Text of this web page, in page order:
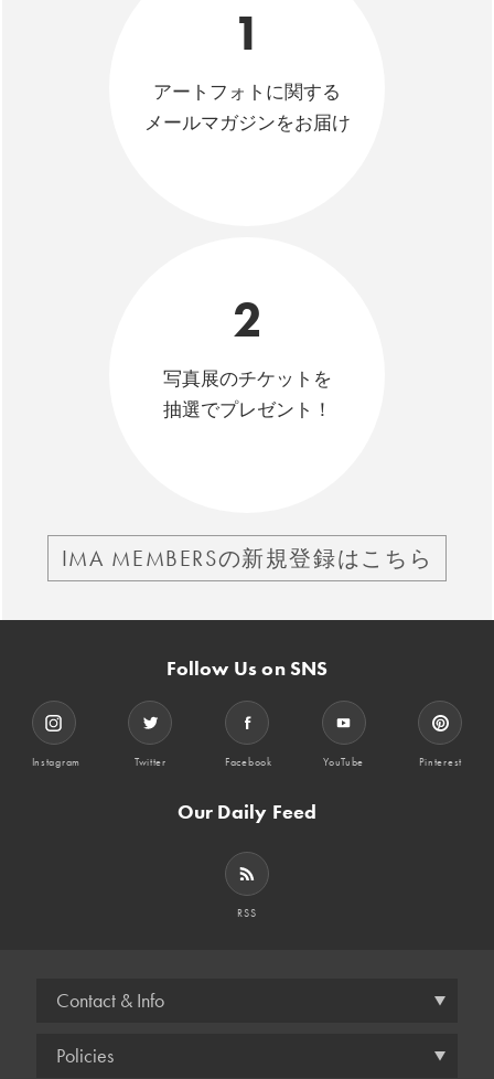
1
アートフォトに関する
メールマガジンをお届け
2
写真展のチケットを
抽選でプレゼント！
IMA MEMBERSの新規登録はこちら
Follow Us on SNS
Instagram Twitter Facebook YouTube Pinterest
Our Daily Feed
RSS
Contact & Info
Policies